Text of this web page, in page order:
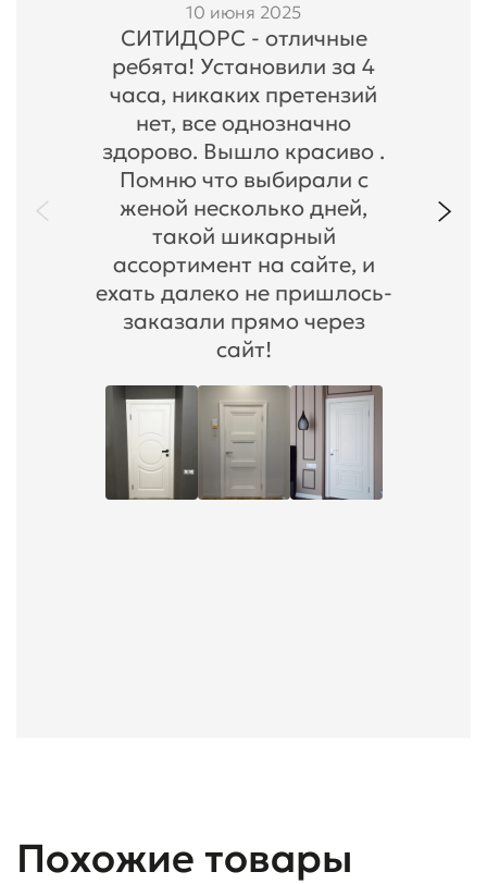
10 июня 2025
СИТИДОРС - отличные
ребята! Установили за 4
часа, никаких претензий
нет, все однозначно
здорово. Вышло красиво .
Помню что выбирали с
женой несколько дней,
такой шикарный
ассортимент на сайте, и
ехать далеко не пришлось-
заказали прямо через
сайт!
Похожие товары